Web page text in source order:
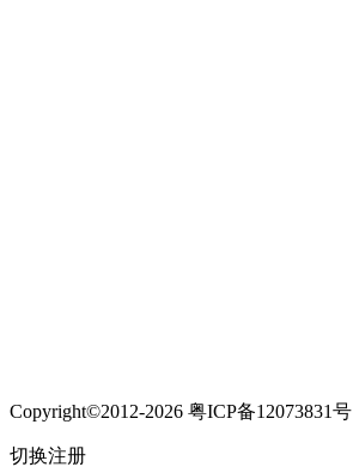
Copyright©2012-2026 粤ICP备12073831号
切换注册